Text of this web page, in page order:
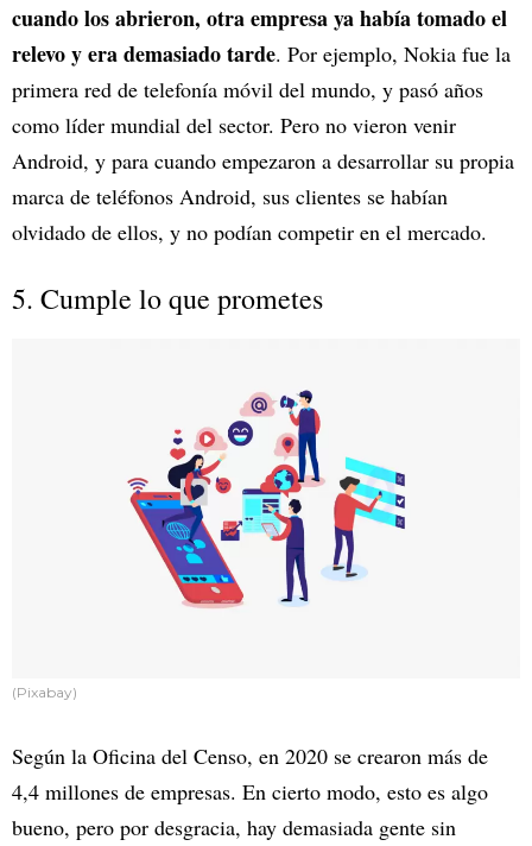
cuando los abrieron, otra empresa ya había tomado el
relevo y era demasiado tarde. Por ejemplo, Nokia fue la
primera red de telefonía móvil del mundo, y pasó años
como líder mundial del sector. Pero no vieron venir
Android, y para cuando empezaron a desarrollar su propia
marca de teléfonos Android, sus clientes se habían
olvidado de ellos, y no podían competir en el mercado.
5. Cumple lo que prometes
(Pixabay)
Según la Oficina del Censo, en 2020 se crearon más de
4,4 millones de empresas. En cierto modo, esto es algo
bueno, pero por desgracia, hay demasiada gente sin